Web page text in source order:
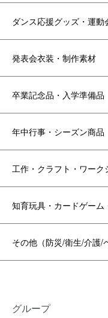
ダンス応援グッズ・運動
発表会衣装・制作素材
卒業記念品・入学準備品
年中行事・シーズン商品
工作・クラフト・ワーク
知育玩具・カードゲーム
その他（防災/衛生/介護/
グループ